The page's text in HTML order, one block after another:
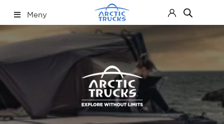
til
navigasjon
til
innhold
Meny
Nettbutikk